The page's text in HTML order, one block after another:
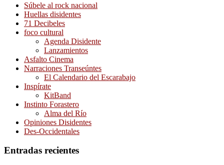
Súbele al rock nacional
Huellas disidentes
71 Decibeles
foco cultural
Agenda Disidente
Lanzamientos
Asfalto Cinema
Narraciones Transeúntes
El Calendario del Escarabajo
Inspírate
KitBand
Instinto Forastero
Alma del Río
Opiniones Disidentes
Des-Occidentales
Entradas recientes